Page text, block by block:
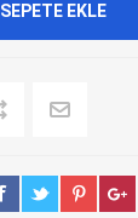
SEPETE EKLE